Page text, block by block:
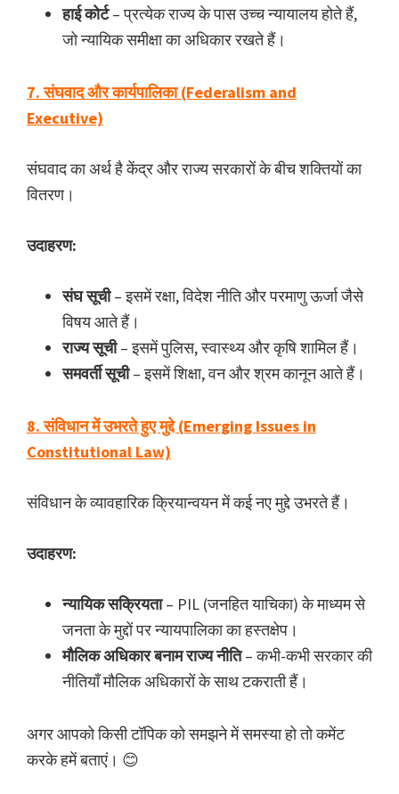
हाई कोर्ट– प्रत्येक राज्य के पास उच्च न्यायालय होते हैं,
जो न्यायिक समीक्षा का अधिकार रखते हैं।
7. संघवाद और कार्यपालिका (Federalism and
Executive)
संघवाद का अर्थ है केंद्र और राज्य सरकारों के बीच शक्तियों का
वितरण।
उदाहरण:
संघ सूची– इसमें रक्षा, विदेश नीति और परमाणु ऊर्जा जैसे
विषय आते हैं।
राज्य सूची– इसमें पुलिस, स्वास्थ्य और कृषि शामिल हैं।
समवर्ती सूची– इसमें शिक्षा, वन और श्रम कानून आते हैं।
8. संविधान में उभरते हुए मुद्दे (Emerging Issues in
Constitutional Law)
संविधान के व्यावहारिक क्रियान्वयन में कई नए मुद्दे उभरते हैं।
उदाहरण:
न्यायिक सक्रियता– PIL (जनहित याचिका) के माध्यम से
जनता के मुद्दों पर न्यायपालिका का हस्तक्षेप।
मौलिक अधिकार बनाम राज्य नीति– कभी-कभी सरकार की
नीतियाँ मौलिक अधिकारों के साथ टकराती हैं।
अगर आपको किसी टॉपिक को समझने में समस्या हो तो कमेंट
करके हमें बताएं। 😊